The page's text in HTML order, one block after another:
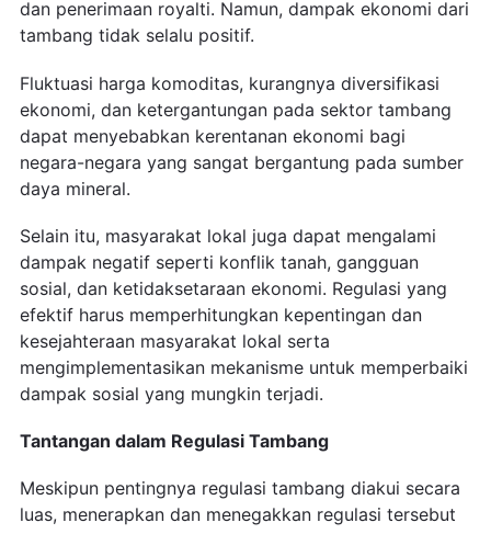
dan penerimaan royalti. Namun, dampak ekonomi dari
tambang tidak selalu positif.
Fluktuasi harga komoditas, kurangnya diversifikasi
ekonomi, dan ketergantungan pada sektor tambang
dapat menyebabkan kerentanan ekonomi bagi
negara-negara yang sangat bergantung pada sumber
daya mineral.
Selain itu, masyarakat lokal juga dapat mengalami
dampak negatif seperti konflik tanah, gangguan
sosial, dan ketidaksetaraan ekonomi. Regulasi yang
efektif harus memperhitungkan kepentingan dan
kesejahteraan masyarakat lokal serta
mengimplementasikan mekanisme untuk memperbaiki
dampak sosial yang mungkin terjadi.
Tantangan dalam Regulasi Tambang
Meskipun pentingnya regulasi tambang diakui secara
luas, menerapkan dan menegakkan regulasi tersebut